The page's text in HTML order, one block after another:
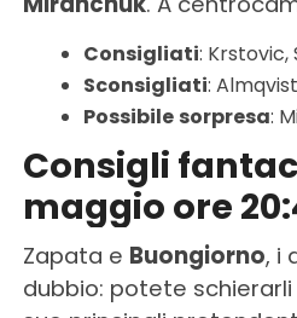
Consigliati:
Sconsigliati:
Possibile sorpresa:
Consigli
maggio ore
Zapata e Buongiorno, i
dubbio: potete